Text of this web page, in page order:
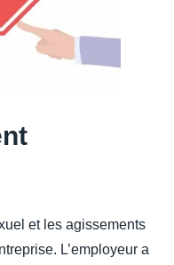
et les agissements
L’employeur a